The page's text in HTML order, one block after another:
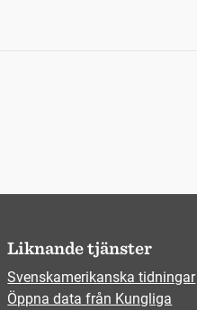
Liknande tjänster
Svenskamerikanska tidningar
Öppna data från Kungliga